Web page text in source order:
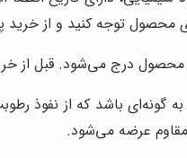
محصول توجه کنید و از خرید
محصول درج می‌شود. قبل از
به گونه‌ای باشد که از
مقاوم عرضه می‌شود.